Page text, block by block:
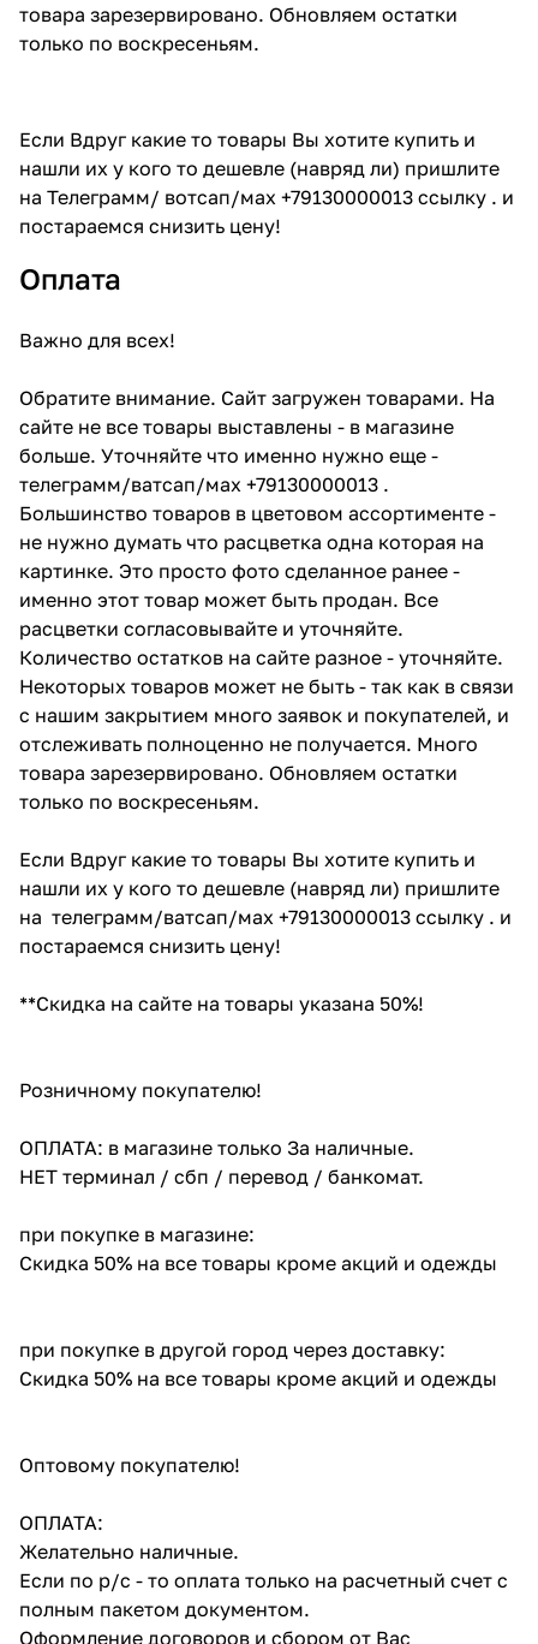
товара зарезервировано. Обновляем остатки
только по воскресеньям.
Если Вдруг какие то товары Вы хотите купить и
нашли их у кого то дешевле (навряд ли) пришлите
на Телеграмм/ вотсап/мах +79130000013 ссылку . и
постараемся снизить цену!
Оплата
Важно для всех!
Обратите внимание. Сайт загружен товарами. На
сайте не все товары выставлены - в магазине
больше. Уточняйте что именно нужно еще -
телеграмм/ватсап/мах +79130000013 .
Большинство товаров в цветовом ассортименте -
не нужно думать что расцветка одна которая на
картинке. Это просто фото сделанное ранее -
именно этот товар может быть продан. Все
расцветки согласовывайте и уточняйте.
Количество остатков на сайте разное - уточняйте.
Некоторых товаров может не быть - так как в связи
с нашим закрытием много заявок и покупателей, и
отслеживать полноценно не получается. Много
товара зарезервировано. Обновляем остатки
только по воскресеньям.
Если Вдруг какие то товары Вы хотите купить и
нашли их у кого то дешевле (навряд ли) пришлите
на телеграмм/ватсап/мах +79130000013 ссылку . и
постараемся снизить цену!
**Скидка на сайте на товары указана 50%!
Розничному покупателю!
ОПЛАТА: в магазине только За наличные.
НЕТ терминал / сбп / перевод / банкомат.
при покупке в магазине:
Скидка 50% на все товары кроме акций и одежды
при покупке в другой город через доставку:
Скидка 50% на все товары кроме акций и одежды
Оптовому покупателю!
ОПЛАТА:
Желательно наличные.
Если по р/с - то оплата только на расчетный счет с
полным пакетом документом.
Оформление договоров и сбором от Вас